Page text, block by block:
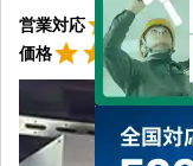
営業対応 星
starstar starstar
価格 星5
starstar starstarstar